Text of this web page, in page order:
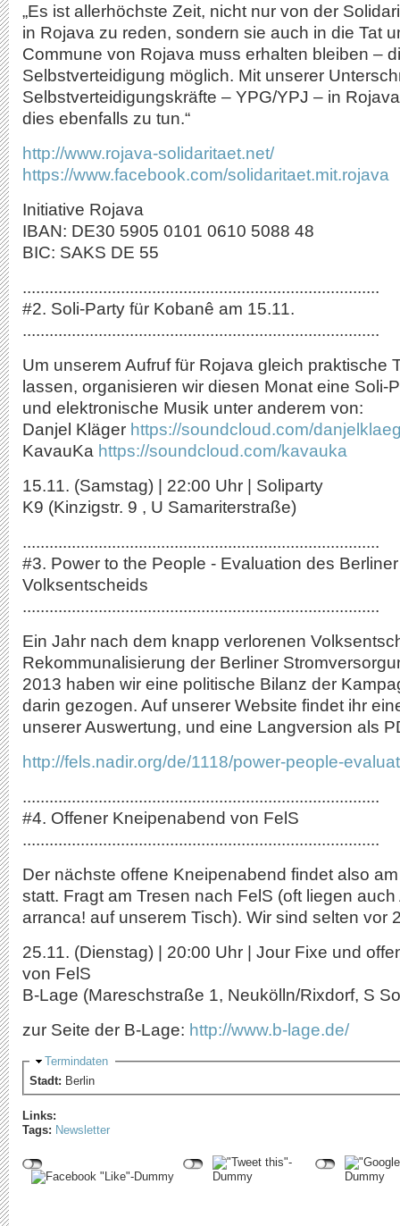
„Es ist allerhöchste Zeit, nicht nur von der
in Rojava zu reden, sondern sie auch in die Tat
Commune von Rojava muss erhalten bleiben –
Selbstverteidigung möglich. Mit unserer
Selbstverteidigungskräfte – YPG/YPJ – in
dies ebenfalls zu tun.“
http://www.rojava-solidaritaet.net/
https://www.facebook.com/solidaritaet.mit.rojava
Initiative Rojava
IBAN: DE30 5905 0101 0610 5088 48
BIC: SAKS DE 55
................................................................................
#2. Soli-Party für Kobanê am 15.11.
................................................................................
Um unserem Aufruf für Rojava gleich praktische
lassen, organisieren wir diesen Monat eine Soli-
und elektronische Musik unter anderem von:
Danjel Kläger https://soundcloud.com/
KavauKa https://soundcloud.com/kavauka
15.11. (Samstag) | 22:00 Uhr | Soliparty
K9 (Kinzigstr. 9 , U Samariterstraße)
................................................................................
#3. Power to the People - Evaluation des
Volksentscheids
................................................................................
Ein Jahr nach dem knapp verlorenen
Rekommunalisierung der Berliner
2013 haben wir eine politische Bilanz der
darin gezogen. Auf unserer Website findet ihr
unserer Auswertung, und eine Langversion als
http://fels.nadir.org/de/1118/power-people-
................................................................................
#4. Offener Kneipenabend von FelS
................................................................................
Der nächste offene Kneipenabend findet also
statt. Fragt am Tresen nach FelS (oft liegen
arranca! auf unserem Tisch). Wir sind selten vor
25.11. (Dienstag) | 20:00 Uhr | Jour Fixe und
von FelS
B-Lage (Mareschstraße 1, Neukölln/Rixdorf, S
zur Seite der B-Lage: http://www.b-lage.de/
Ausblenden
Termindaten
Stadt: Berlin
Links:
Tags: Newsletter